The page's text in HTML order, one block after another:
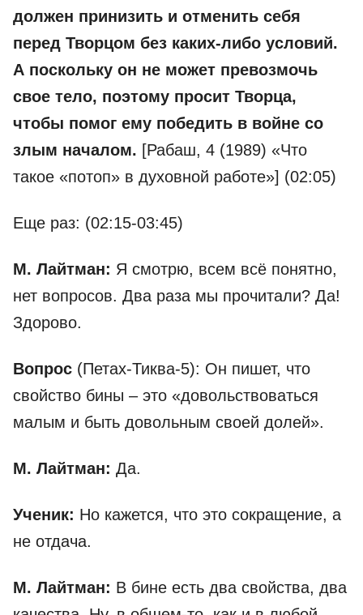
должен принизить и отменить себя
перед Творцом без каких-либо условий.
А поскольку он не может превозмочь
свое тело, поэтому просит Творца,
чтобы помог ему победить в войне со
злым началом. [Рабаш, 4 (1989) «Что
такое «потоп» в духовной работе»] (02:05)
Еще раз: (02:15-03:45)
М. Лайтман: Я смотрю, всем всё понятно,
нет вопросов. Два раза мы прочитали? Да!
Здорово.
Вопрос (Петах-Тиква-5): Он пишет, что
свойство бины – это «довольствоваться
малым и быть довольным своей долей».
М. Лайтман: Да.
Ученик: Но кажется, что это сокращение, а
не отдача.
М. Лайтман: В бине есть два свойства, два